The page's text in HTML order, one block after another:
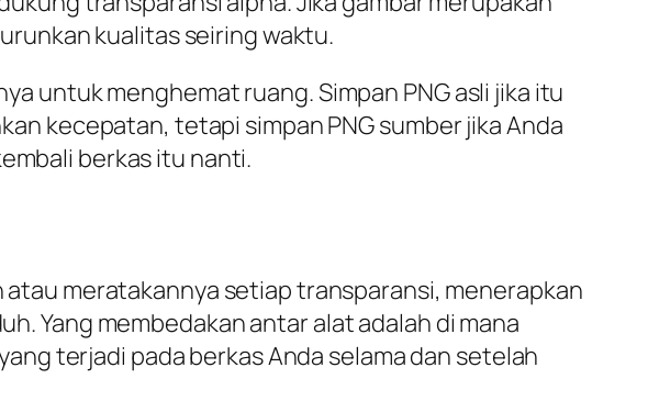
kualitas seiring waktu.
untuk menghemat ruang. Simpan PNG asli jika itu
kecepatan, tetapi simpan PNG sumber jika Anda
berkas itu nanti.
meratakannya setiap transparansi, menerapkan
Yang membedakan antar alat adalah di mana
terjadi pada berkas Anda selama dan setelah